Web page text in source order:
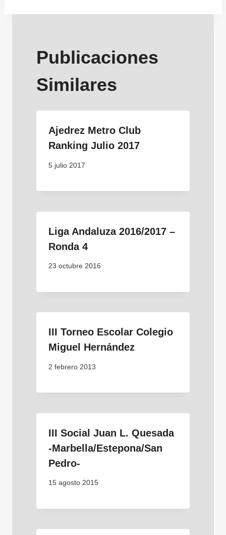
Publicaciones
Similares
Ajedrez Metro Club
Ranking Julio 2017
5 julio 2017
Liga Andaluza 2016/2017 –
Ronda 4
23 octubre 2016
III Torneo Escolar Colegio
Miguel Hernández
2 febrero 2013
III Social Juan L. Quesada
-Marbella/Estepona/San
Pedro-
15 agosto 2015